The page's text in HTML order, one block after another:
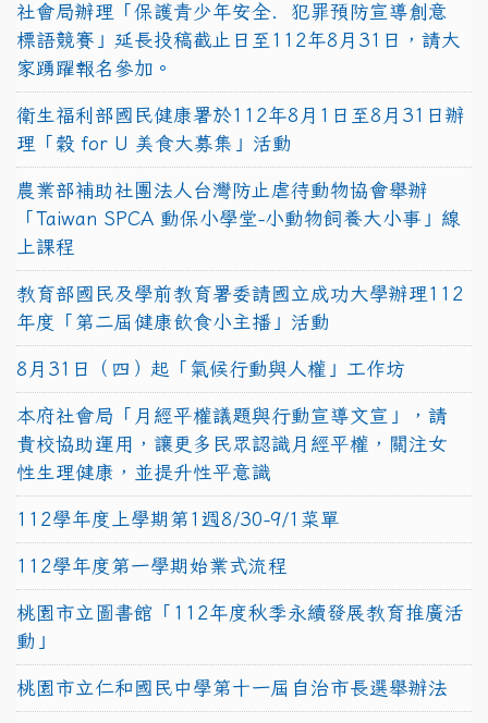
社會局辦理「保護青少年安全．犯罪預防宣導創意
標語競賽」延長投稿截止日至112年8月31日，請大
家踴躍報名參加。
衛生福利部國民健康署於112年8月1日至8月31日辦
理「穀 for U 美食大募集」活動
農業部補助社團法人台灣防止虐待動物協會舉辦
「Taiwan SPCA 動保小學堂-小動物飼養大小事」線
上課程
教育部國民及學前教育署委請國立成功大學辦理112
年度「第二屆健康飲食小主播」活動
8月31日（四）起「氣候行動與人權」工作坊
本府社會局「月經平權議題與行動宣導文宣」，請
貴校協助運用，讓更多民眾認識月經平權，關注女
性生理健康，並提升性平意識
112學年度上學期第1週8/30-9/1菜單
112學年度第一學期始業式流程
桃園市立圖書館「112年度秋季永續發展教育推廣活
動」
桃園市立仁和國民中學第十一屆自治市長選舉辦法